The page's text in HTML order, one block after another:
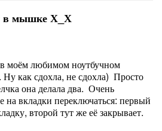
в мышке Х_Х
моём любимом ноутбучном
как сдохла, не сдохла) Просто
она делала два. Очень
на вкладки переключаться: первый
второй тут же её закрывает.